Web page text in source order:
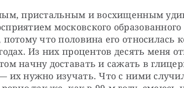
пристальным и восхищенным
московского
потому что половина его относилась
Из них процентов десять меня
начну доставать и сажать в
их нужно изучать. Что с ними